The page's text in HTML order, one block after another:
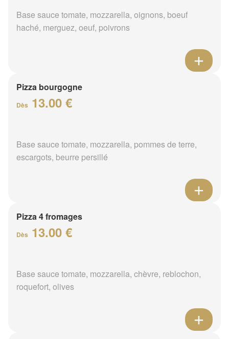
Base sauce tomate, mozzarella, oignons, boeuf
haché, merguez, oeuf, poivrons
Pizza bourgogne
Dès 13.00 €
Base sauce tomate, mozzarella, pommes de terre,
escargots, beurre persillé
Pizza 4 fromages
Dès 13.00 €
Base sauce tomate, mozzarella, chèvre, reblochon,
roquefort, olives